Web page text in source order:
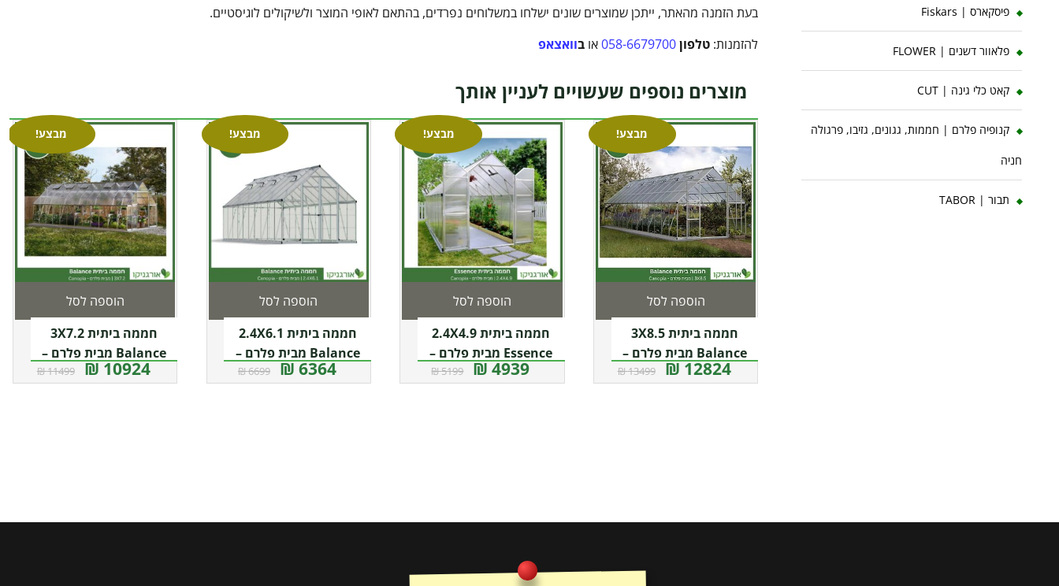
בעת הזמנה מהאתר, ייתכן שמוצרים שונים ישלחו במשלוחים נפרדים, בהתאם לאופי המוצר ולשיקולים לוגיסטיים.
להזמנות: טלפון058-6679700או בוואצאפ
מוצרים נוספים שעשויים לעניין אותך
מבצע!
חממה ביתית 3X8.5
Balance מבית פלרם –
Canopia
12824 ₪
13499 ₪
הוספה לסל
מבצע!
חממה ביתית 2.4X4.9
Essence מבית פלרם –
Canopia
4939 ₪
5199 ₪
הוספה לסל
מבצע!
חממה ביתית 2.4X6.1
Balance מבית פלרם –
Canopia
6364 ₪
6699 ₪
הוספה לסל
מבצע!
חממה ביתית 3X7.2
Balance מבית פלרם –
Canopia
10924 ₪
11499 ₪
הוספה לסל
פיסקארס | Fiskars
פלאוור דשנים | FLOWER
קאט כלי גינה | CUT
קנופיה פלרם | חממות, גגונים, גזיבו, פרגולה
חניה
תבור | TABOR